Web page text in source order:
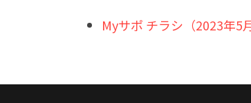
Myサポ チラシ（2023年5